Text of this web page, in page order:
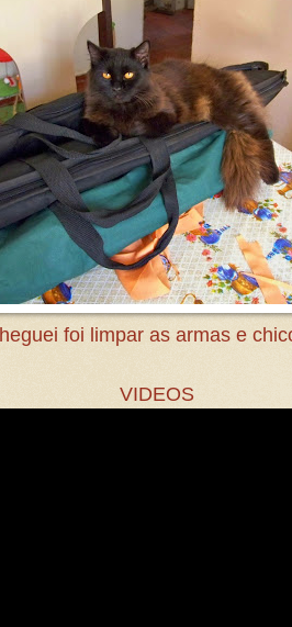
foi limpar as armas e
VIDEOS